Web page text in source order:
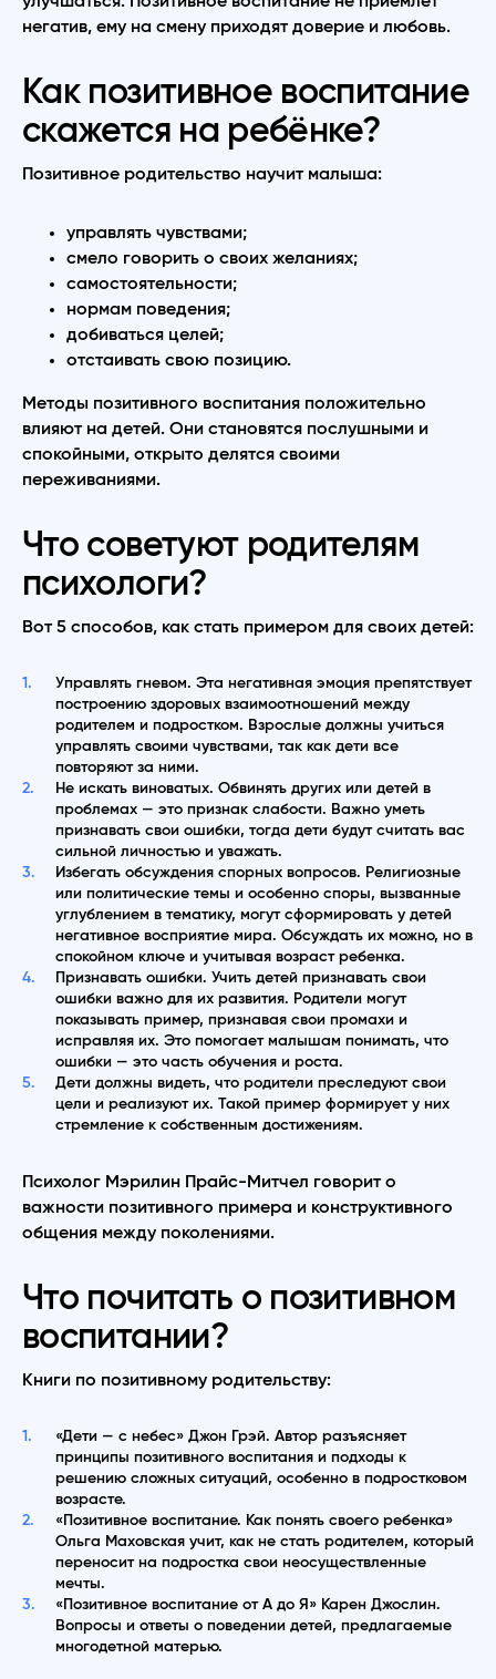
негатив, ему на смену приходят доверие и любовь.
Как позитивное воспитание
скажется на ребёнке?
Позитивное родительство научит малыша:
управлять чувствами;
смело говорить о своих желаниях;
самостоятельности;
нормам поведения;
добиваться целей;
отстаивать свою позицию.
Методы позитивного воспитания положительно
влияют на детей. Они становятся послушными и
спокойными, открыто делятся своими
переживаниями.
Что советуют родителям
психологи?
Вот 5 способов, как стать примером для своих детей:
Управлять гневом. Эта негативная эмоция препятствует
построению здоровых взаимоотношений между
родителем и подростком. Взрослые должны учиться
управлять своими чувствами, так как дети все
повторяют за ними.
Не искать виноватых. Обвинять других или детей в
проблемах — это признак слабости. Важно уметь
признавать свои ошибки, тогда дети будут считать вас
сильной личностью и уважать.
Избегать обсуждения спорных вопросов. Религиозные
или политические темы и особенно споры, вызванные
углублением в тематику, могут сформировать у детей
негативное восприятие мира. Обсуждать их можно, но в
спокойном ключе и учитывая возраст ребенка.
Признавать ошибки. Учить детей признавать свои
ошибки важно для их развития. Родители могут
показывать пример, признавая свои промахи и
исправляя их. Это помогает малышам понимать, что
ошибки — это часть обучения и роста.
Дети должны видеть, что родители преследуют свои
цели и реализуют их. Такой пример формирует у них
стремление к собственным достижениям.
Психолог Мэрилин Прайс-Митчел говорит о
важности позитивного примера и конструктивного
общения между поколениями.
Что почитать о позитивном
воспитании?
Книги по позитивному родительству:
«Дети — с небес» Джон Грэй. Автор разъясняет
принципы позитивного воспитания и подходы к
решению сложных ситуаций, особенно в подростковом
возрасте.
«Позитивное воспитание. Как понять своего ребенка»
Ольга Маховская учит, как не стать родителем, который
переносит на подростка свои неосуществленные
мечты.
«Позитивное воспитание от А до Я» Карен Джослин.
Вопросы и ответы о поведении детей, предлагаемые
многодетной матерью.